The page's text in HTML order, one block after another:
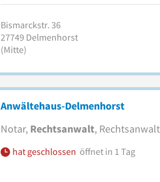
Bismarckstr. 36
27749 Delmenhorst
(Mitte)
Anwältehaus-Delmenhorst
Notar, Rechtsanwalt,
hat geschlossen öffnet in 1 Tag